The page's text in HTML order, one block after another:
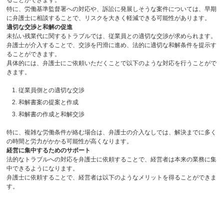
特に、労働基準監督署への対応や、訴訟に発展しそうな案件については、早期
に弁護士に相談することで、リスクを大きく軽減できる可能性があります。
適切な交渉と和解の促進
未払い残業代に関するトラブルでは、従業員との適切な交渉が求められます。
弁護士が介入することで、交渉を円滑に進め、法的に適切な和解条件を提示す
ることができます。
具体的には、弁護士にご依頼いただくことで以下のような対応を行うことがで
きます。
従業員側との適切な交渉
和解書案の提案と作成
和解書の作成と和解交渉
特に、複雑な労働条件が絡む場合は、弁護士の介入なしでは、解決までに多く
の時間と労力がかかる可能性が高くなります。
経営に集中するためのサポート
法的なトラブルへの対応を弁護士に依頼することで、経営者は本来の業務に集
中できるようになります。
弁護士に依頼することで、経営者は以下のようなメリットを得ることができま
す。